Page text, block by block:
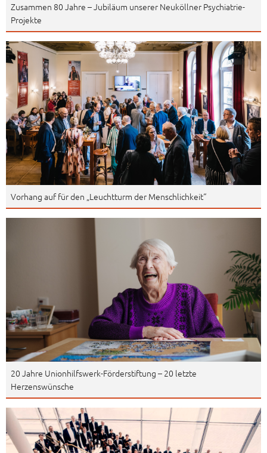
Zusammen 80 Jahre – Jubiläum unserer Neuköllner Psychiatrie-
Projekte
Vorhang auf für den „Leuchtturm der Menschlichkeit“
20 Jahre Unionhilfswerk-Förderstiftung – 20 letzte
Herzenswünsche